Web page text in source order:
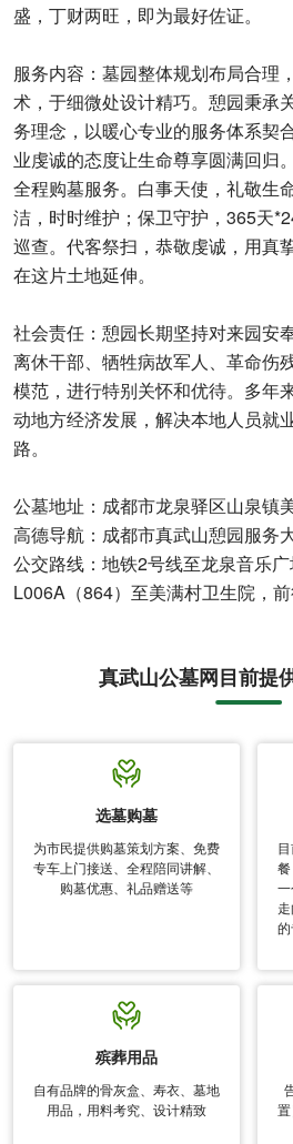
盛，丁财两旺，即为最好佐证。
服务内容：墓园整体规划布局合理
术，于细微处设计精巧。憩园秉承
务理念，以暖心专业的服务体系契
业虔诚的态度让生命尊享圆满回归
全程购墓服务。白事天使，礼敬生
洁，时时维护；保卫守护，365天
巡查。代客祭扫，恭敬虔诚，用真
在这片土地延伸。
社会责任：憩园长期坚持对来园安
离休干部、牺牲病故军人、革命伤
模范，进行特别关怀和优待。多年
动地方经济发展，解决本地人员就
路。
公墓地址：成都市龙泉驿区山泉镇
高德导航：成都市真武山憩园服务
公交路线：地铁2号线至龙泉音乐
L006A（864）至美满村卫生院，前
真武山公墓网目前提
选墓购墓
为市民提供购墓策划方案、免费
专车上门接送、全程陪同讲解、
购墓优惠、礼品赠送等
殡葬用品
自有品牌的骨灰盒、寿衣、墓地
用品，用料考究、设计精致